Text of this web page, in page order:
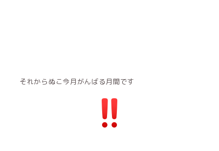
それからぬこ今月がんばる月間です